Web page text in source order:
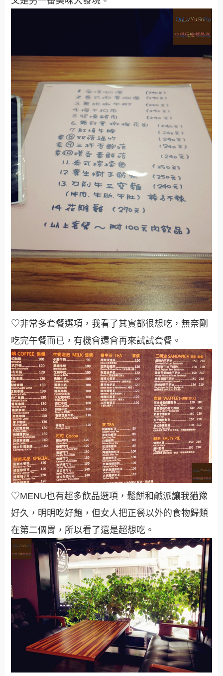
♡非常多套餐選項，我看了其實都很想吃，無奈剛
吃完午餐而已，有機會還會再來試試套餐 。
♡MENU也有超多飲品選項，鬆餅和鹹派讓我猶豫
好久，明明吃好飽，但女人把正餐以外的食物歸類
在第二個胃，所以看了還是超想吃 。